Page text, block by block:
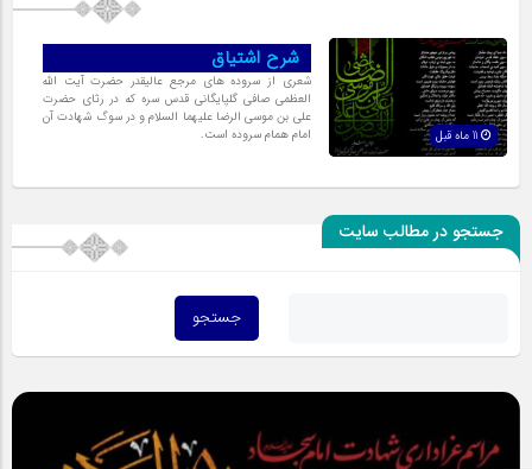
شرح اشتیاق
شعری از سروده های مرجع عالیقدر حضرت آیت الله
العظمی صافی گلپایگانی قدس سره که در رثای حضرت
علی بن موسی الرضا علیهما السلام و در سوگ شهادت آن
امام همام سروده است.
جستجو در مطالب سایت